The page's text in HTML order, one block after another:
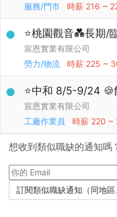
服務/門市
時薪 216 ~
⭐桃園觀音💑長期/
宸恩實業有限公司
勞力/物流
時薪 225 ~
⭐中和 8/5-9/24 🍪
宸恩實業有限公司
工廠作業員
時薪 220 ~
想收到類似職缺的通知嗎